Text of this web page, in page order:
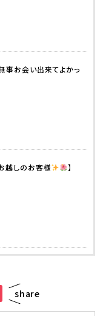
事お会い出来てよかっ
越しのお客様 】
share